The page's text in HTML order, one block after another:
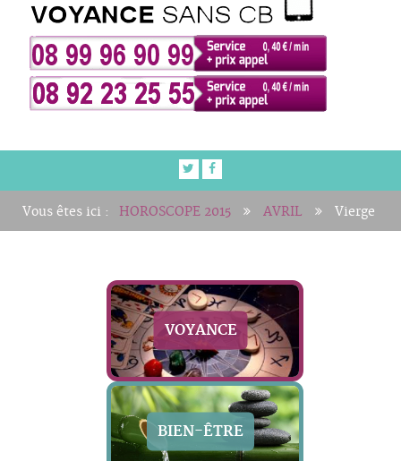
Vous êtes ici : HOROSCOPE 2015 AVRIL Vierge
VOYANCE
BIEN-ÊTRE